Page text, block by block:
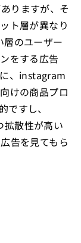
りますが、そ
ト層が異なり
のユーザー
をする広告
、instagram
けの商品プロ
すし、
散性が高い
告を見てもら